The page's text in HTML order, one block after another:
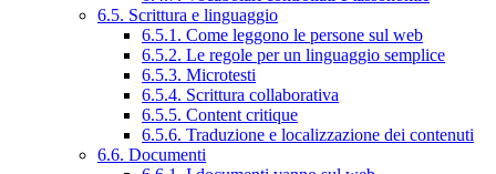
6.5. Scrittura e linguaggio
6.5.1. Come leggono le persone sul web
6.5.2. Le regole per un linguaggio semplice
6.5.3. Microtesti
6.5.4. Scrittura collaborativa
6.5.5. Content critique
6.5.6. Traduzione e localizzazione dei contenuti
6.6. Documenti